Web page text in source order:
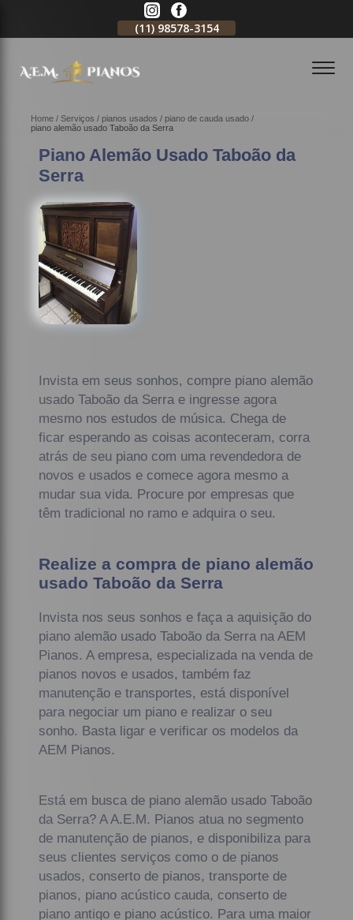
(11) 98578-3154
Home Serviços pianos usados
piano de cauda usado
piano alemão usado Taboão da Serra
Piano Alemão Usado Taboão da
Serra
Invista em seus sonhos, compre piano alemão
usado Taboão da Serra e ingresse agora
mesmo nos estudos de música. Chega de
ficar esperando as coisas aconteceram, corra
atrás de seu piano com uma revendedora de
novos e usados e comece agora mesmo a
mudar sua vida. Procure por empresas que
têm tradicional no ramo e adquira o seu.
Realize a compra de piano alemão
usado Taboão da Serra
Invista nos seus sonhos e faça a aquisição do
piano alemão usado Taboão da Serra na AEM
Pianos. A empresa, especializada na venda de
pianos novos e usados, também faz
manutenção e transportes, está disponível
para negociar um piano e realizar o seu
sonho. Basta ligar e verificar os modelos da
AEM Pianos.
Está em busca de piano alemão usado Taboão
da Serra? A A.E.M. Pianos atua no segmento
de manutenção de pianos, e disponibiliza para
seus clientes serviços como o de pianos
usados, conserto de pianos, transporte de
pianos, piano acústico cauda, conserto de
piano antigo e piano acústico. Para uma maior